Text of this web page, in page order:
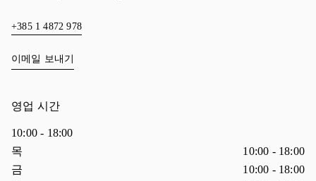
+385 1 4872 978
이메일 보내기
영업 시간
10:00 - 18:00
요일
목 10:00 - 18:00
금
10:00 - 18:00